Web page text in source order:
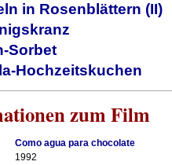
in Rosenblättern (II)
Sorbet
Hochzeitskuchen
zum Film
Como agua para chocolate
1992